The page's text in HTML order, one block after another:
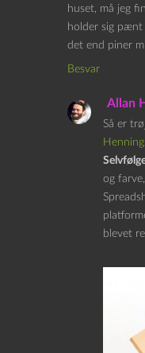
huset, må jeg
holder sig pænt
det end piner
Besvar
Allan
Så er
og
blevet